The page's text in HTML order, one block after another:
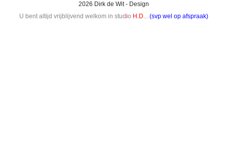
2026 Dirk de Wit - Design
U bent altijd vrijblijvend welkom in studio H.D... (svp wel op afspraak)